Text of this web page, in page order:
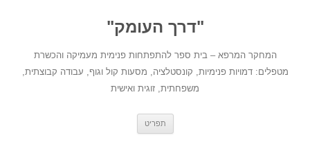
"דרך העומק"
המחקר המרפא – בית ספר להתפתחות פנימית מעמיקה והכשרת
מטפלים: דמויות פנימיות, קונסטלציה, מסעות קול וגוף, עבודה קבוצתית,
משפחתית, זוגית ואישית
תפריט